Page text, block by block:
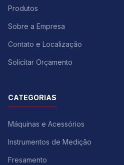
Produtos
Sobre a Empresa
Contato e Localização
Solicitar Orçamento
CATEGORIAS
Máquinas e Acessórios
Instrumentos de Medição
Fresamento